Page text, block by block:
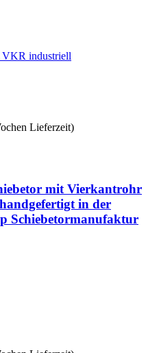
Lieferzeit)
mit Vierkantrohr
in der
Schiebetormanufaktur